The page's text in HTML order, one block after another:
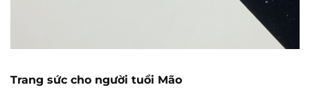
Trang sức cho người tuổi Mão